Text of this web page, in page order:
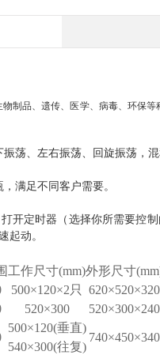
制品、遗传、医学、病毒、环保
荡、左右振荡、回旋振荡，混
满足不同客户需要。
开定时器（选择你所需要控
起动。
工作尺寸(mm)外形尺寸
500×120×2只
620×520×320
520×300 520×300×240
500×120(垂直)
540×300(往复)
740×450×340